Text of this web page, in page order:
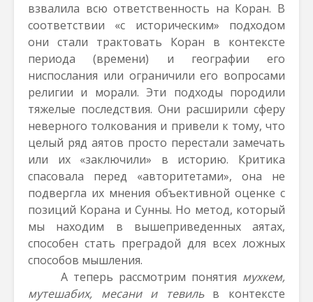
взвалила всю ответственность на Коран. В
соответствии «с историческим» подходом
они стали трактовать Коран в контексте
периода (времени) и географии его
ниспослания или ограничили его вопросами
религии и морали. Эти подходы породили
тяжелые последствия. Они расширили сферу
неверного толкования и привели к тому, что
целый ряд аятов просто перестали замечать
или их «заключили» в историю. Критика
спасовала перед «авторитетами», она не
подвергла их мнения объективной оценке с
позиций Корана и Сунны. Но метод, который
мы находим в вышеприведенных аятах,
способен стать преградой для всех ложных
способов мышления.
А теперь рассмотрим понятия мухкем,
мутешабих, месани и тевильв контексте